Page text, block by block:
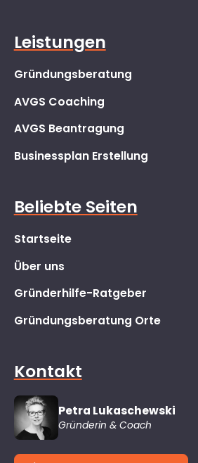
Leistungen
Gründungsberatung
AVGS Coaching
AVGS Beantragung
Businessplan Erstellung
Beliebte Seiten
Startseite
Über uns
Gründerhilfe-Ratgeber
Gründungsberatung Orte
Kontakt
Petra Lukaschewski
Gründerin & Coach